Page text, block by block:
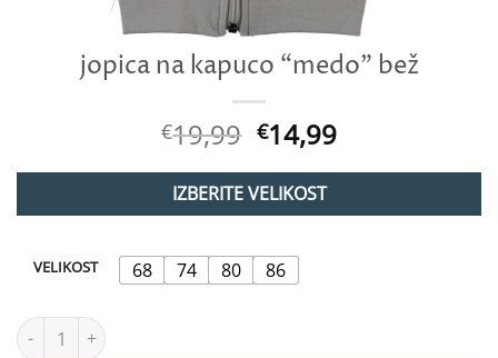
jopica na kapuco “medo” bež
€19,99 Izvirna
cena
je
bila:
€14,99Trenutna
€14,99.
IZBERITE VELIKOST
VELIKOST 68 74 80 86
jopica na kapuco "medo" bež količina